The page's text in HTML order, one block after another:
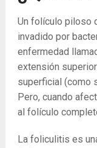
Un folículo piloso
invadido por
enfermedad
extensión
superficial (como
Pero, cuando
al folículo
La foliculitis es